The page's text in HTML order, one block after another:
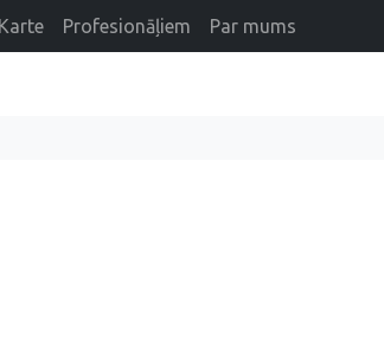
Karte Profesionāļiem Par mums